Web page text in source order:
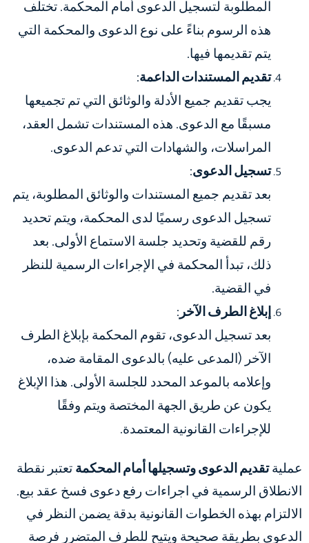
المطلوبة لتسجيل الدعوى أمام المحكمة. تختلف
هذه الرسوم بناءً على نوع الدعوى والمحكمة التي
يتم تقديمها فيها.
تقديم المستندات الداعمة:
يجب تقديم جميع الأدلة والوثائق التي تم تجميعها
مسبقًا مع الدعوى. هذه المستندات تشمل العقد،
المراسلات، والشهادات التي تدعم الدعوى.
تسجيل الدعوى:
بعد تقديم جميع المستندات والوثائق المطلوبة، يتم
تسجيل الدعوى رسميًا لدى المحكمة، ويتم تحديد
رقم للقضية وتحديد جلسة الاستماع الأولى. بعد
ذلك، تبدأ المحكمة في الإجراءات الرسمية للنظر
في القضية.
إبلاغ الطرف الآخر :
بعد تسجيل الدعوى، تقوم المحكمة بإبلاغ الطرف
الآخر (المدعى عليه) بالدعوى المقامة ضده،
وإعلامه بالموعد المحدد للجلسة الأولى. هذا الإبلاغ
يكون عن طريق الجهة المختصة ويتم وفقًا
للإجراءات القانونية المعتمدة.
عمليةتقديم الدعوى وتسجيلها أمام المحكمة تعتبر نقطة
الانطلاق الرسمية في اجراءات رفع دعوى فسخ عقد بيع.
الالتزام بهذه الخطوات القانونية بدقة يضمن النظر في
الدعوى بطريقة صحيحة ويتيح للطرف المتضرر فرصة